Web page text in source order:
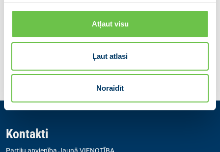
Atļaut visu
Ļaut atlasi
Noraidīt
Dalies ar ziņu
Atgriezties
Kontakti